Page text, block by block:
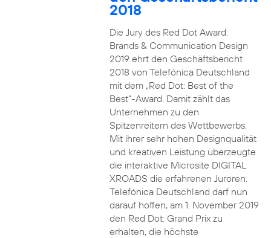
2018
Die Jury des Red Dot Award:
Brands & Communication Design
2019 ehrt den Geschäftsbericht
2018 von Telefónica Deutschland
mit dem „Red Dot: Best of the
Best“-Award. Damit zählt das
Unternehmen zu den
Spitzenreitern des Wettbewerbs.
Mit ihrer sehr hohen Designqualität
und kreativen Leistung überzeugte
die interaktive Microsite DIGITAL
XROADS die erfahrenen Juroren.
Telefónica Deutschland darf nun
darauf hoffen, am 1. November 2019
den Red Dot: Grand Prix zu
erhalten, die höchste